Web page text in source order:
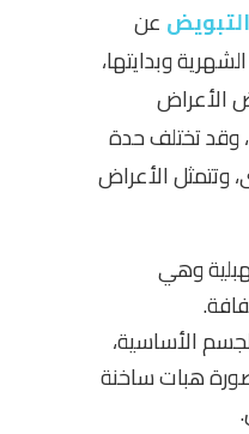
عن
وبدايتها،
الأعراض
وقد تختلف حدة
وتتمثل الأعراض
وهي
الأساسية،
هبات ساخنة